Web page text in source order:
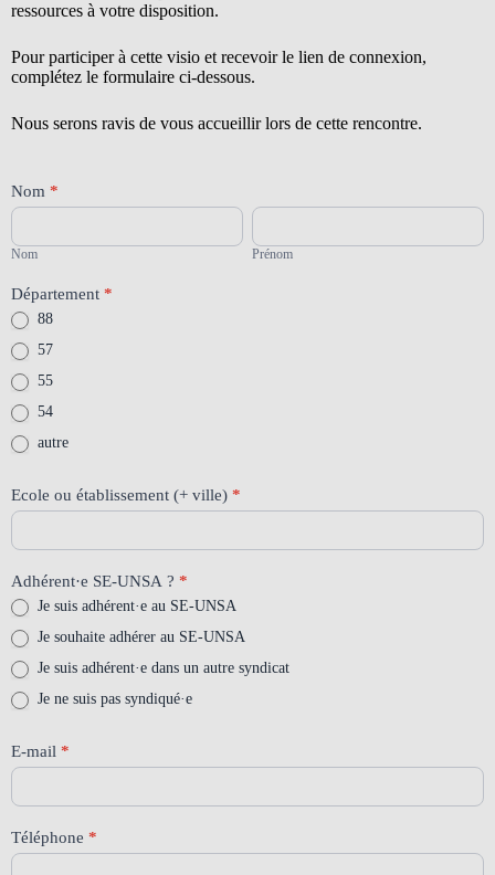
ressources à votre disposition.
Pour participer à cette visio et recevoir le lien de connexion,
complétez le formulaire ci-dessous.
Nous serons ravis de vous accueillir lors de cette rencontre.
[NMZ]20260625-
inscriptions-
ecole-
Nom *
Nom
Nom
Prénom
Prénom
Département *
88
57
55
54
autre
Ecole ou établissement (+ ville) *
Adhérent·e SE-UNSA ? *
Je suis adhérent·e au SE-UNSA
Je souhaite adhérer au SE-UNSA
Je suis adhérent·e dans un autre syndicat
Je ne suis pas syndiqué·e
E-mail *
Téléphone *